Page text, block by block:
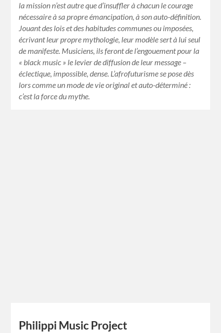
la mission n’est autre que d’insuffler à chacun le courage
nécessaire à sa propre émancipation, à son auto-définition.
Jouant des lois et des habitudes communes ou imposées,
écrivant leur propre mythologie, leur modèle sert à lui seul
de manifeste. Musiciens, ils feront de l’engouement pour la
« black music » le levier de diffusion de leur message –
éclectique, impossible, dense. L’afrofuturisme se pose dès
lors comme un mode de vie original et auto-déterminé :
c’est la force du mythe.
Philippi Music Project